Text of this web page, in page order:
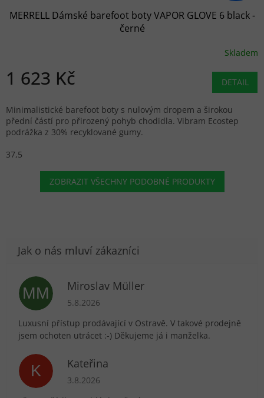
MERRELL Dámské barefoot boty VAPOR GLOVE 6 black -
černé
Skladem
1 623 Kč DETAIL
Minimalistické barefoot boty s nulovým dropem a širokou
přední částí pro přirozený pohyb chodidla. Vibram Ecostep
podrážka z 30% recyklované gumy.
37,5
ZOBRAZIT VŠECHNY PODOBNÉ PRODUKTY
MM Miroslav Müller
Hodnocení obchodu je 5 z 5 hvězdiček.
5.8.2026
Luxusní přístup prodávající v Ostravě. V takové prodejně
jsem ochoten utrácet :-) Děkujeme já i manželka.
K Kateřina
Hodnocení obchodu je 5 z 5 hvězdiček.
3.8.2026